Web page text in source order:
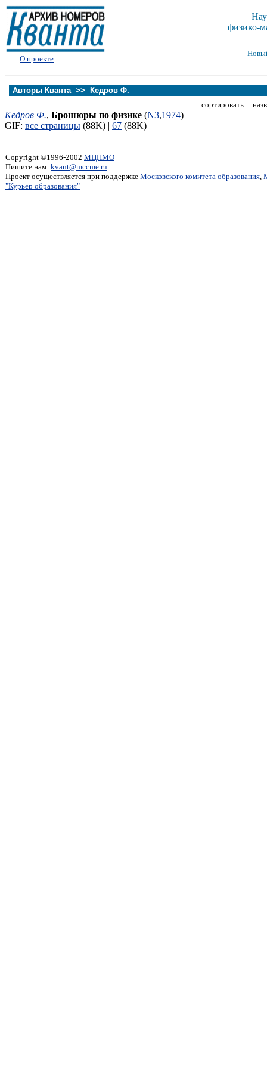
О проекте
физико-
Авторы Кванта >>
Кедров Ф.
сортировать
Кедров Ф., Брошюры по физике (N3,1974)
GIF: все страницы (88K) | 67 (88K)
Copyright ©1996-2002 МЦНМО
Пишите нам: kvant@mccme.ru
Проект осуществляется при поддержке Московского комитета образования,
"Курьер образования"